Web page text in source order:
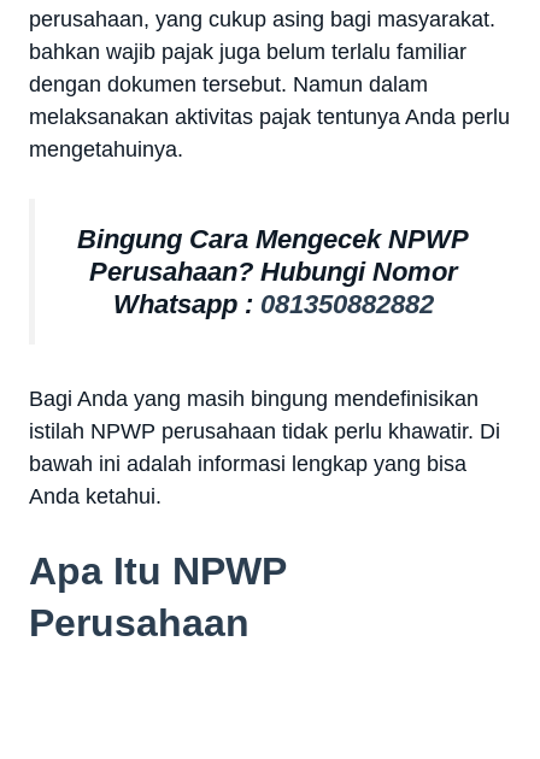
perusahaan, yang cukup asing bagi masyarakat.
bahkan wajib pajak juga belum terlalu familiar
dengan dokumen tersebut. Namun dalam
melaksanakan aktivitas pajak tentunya Anda perlu
mengetahuinya.
Bingung Cara Mengecek NPWP
Perusahaan? Hubungi Nomor
Whatsapp : 081350882882
Bagi Anda yang masih bingung mendefinisikan
istilah NPWP perusahaan tidak perlu khawatir. Di
bawah ini adalah informasi lengkap yang bisa
Anda ketahui.
Apa Itu NPWP
Perusahaan